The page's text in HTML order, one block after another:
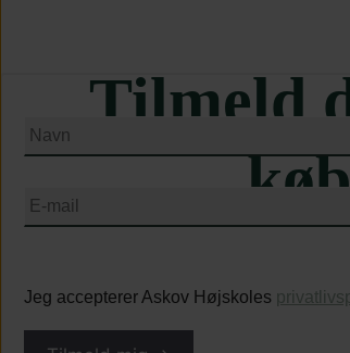
Tilmeld
(Påkrævet)
mail (Påkrævet)
betingelser
(Påkrævet)
Jeg accepterer Askov Højskoles